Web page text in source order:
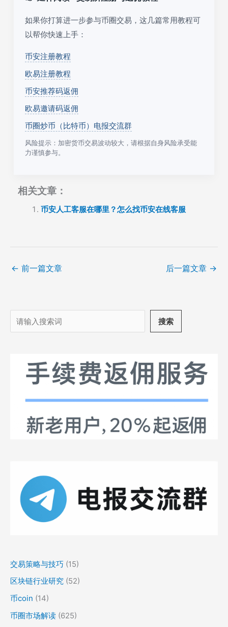
如果你打算进一步参与币圈交易，这几篇常用教程可
以帮你快速上手：
币安注册教程
欧易注册教程
币安推荐码返佣
欧易邀请码返佣
币圈炒币（比特币）电报交流群
风险提示：加密货币交易波动较大，请根据自身风险承受能
力谨慎参与。
相关文章：
币安人工客服在哪里？怎么找币安在线客服
← 前一篇文章 后一篇文章 →
搜
索
搜索
交易策略与技巧 (15)
区块链行业研究 (52)
币coin (14)
币圈市场解读 (625)